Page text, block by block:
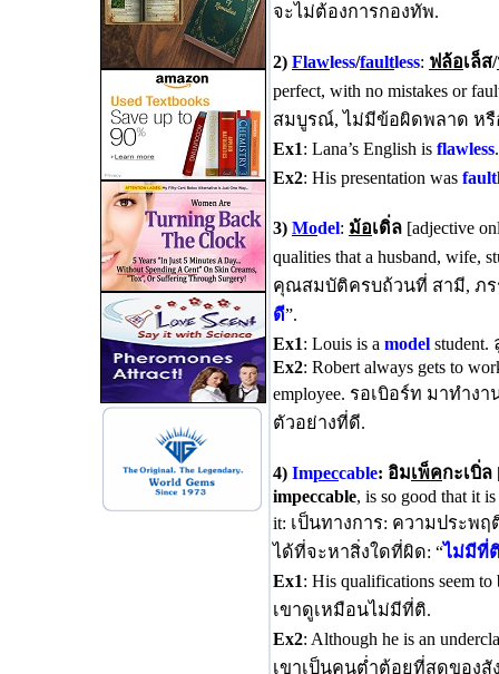
จะไม่ต้องการกองทัพ.
2) Flawless/faultless: ฟล้อเล็ส/
perfect, with no mistakes or
สมบูรณ์, ไม่มีข้อผิดพลาด หรื
Ex1: Lana’s English is flawless
Ex2: His presentation was
3) Model: ม้อเดิ่ล [adjective
qualities that a husband, wife,
คุณสมบัติครบถ้วนที่ สามี, ภร
ดี”.
Ex1: Louis is a model
Ex2: Robert always gets to
employee. รอเบิอร์ท มาทำง
ตัวอย่างที่ดี.
4) Impeccable: อิมเพ็คกะเบิ่ล
impeccable, is so good that it
it: เป็นทางการ: ความประพ
ได้ที่จะหาสิ่งใดที่ผิด: “ไม่มีที่
Ex1: His qualifications seem
เขาดูเหมือนไม่มีที่ติ.
Ex2: Although he is an
เขาเป็นคนต่ำต้อยที่สุดของสั